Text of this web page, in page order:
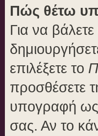
Πώς θέτω
Για να
επιλέξετε το
προσθέσετε
υπογραφή ως
σας. Αν το